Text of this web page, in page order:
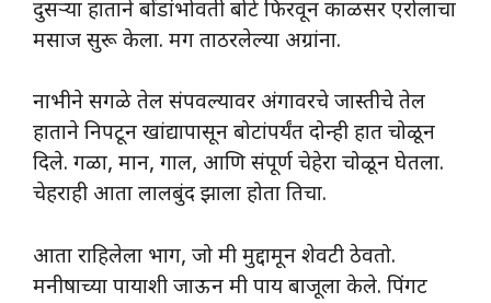
दुसऱ्या हाताने बोंडांभोवती बोटे फिरवून काळसर एरोलाचा
मसाज सुरू केला. मग ताठरलेल्या अग्रांना.
नाभीने सगळे तेल संपवल्यावर अंगावरचे जास्तीचे तेल
हाताने निपटून खांद्यापासून बोटांपर्यंत दोन्ही हात चोळून
दिले. गळा, मान, गाल, आणि संपूर्ण चेहेरा चोळून घेतला.
चेहराही आता लालबुंद झाला होता तिचा.
आता राहिलेला भाग, जो मी मुद्दामून शेवटी ठेवतो.
मनीषाच्या पायाशी जाऊन मी पाय बाजूला केले. पिंगट